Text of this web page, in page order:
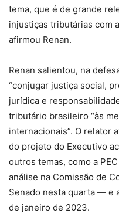
tema, que é de grande
injustiças tributárias com
afirmou Renan.
Renan salientou, na
“conjugar justiça social,
jurídica e
tributário brasileiro “às
internacionais”. O relator
do projeto do Executivo
outros temas, como a
análise na Comissão de
Senado nesta quarta — e
de janeiro de 2023.